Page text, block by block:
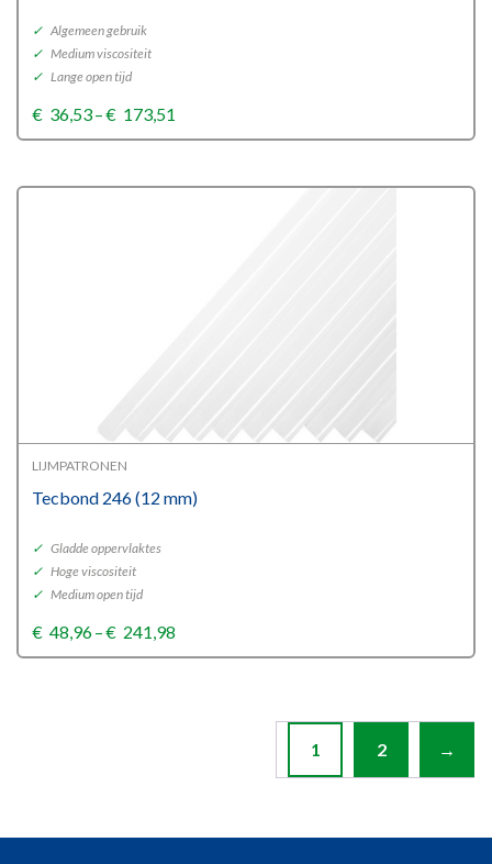
✓ Algemeen gebruik
✓ Medium viscositeit
✓ Lange open tijd
€ 36,53–€ 173,51
range:
LIJMPATRONEN
Tecbond 246 (12 mm)
✓ Gladde oppervlaktes
✓ Hoge viscositeit
✓ Medium open tijd
€ 48,96–€ 241,98
range:
1
2 →